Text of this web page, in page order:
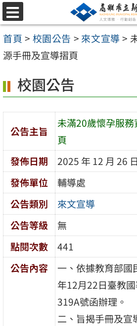
跳
至
主
要
容
區
選
單
首頁 > 校園公告 > 來文宣導 >
源手冊及宣導摺頁
校園公告
公告主旨
未滿20歲懷孕服
頁
發佈日期
2025 年 12 月 26 日
發佈單位
輔導處
公告類別
來文宣導
公告等級
無
點閱次數
441
公告內容
一、依據教育部國
年12月22日臺教
319A號函辦理。
二、旨揭手冊及宣